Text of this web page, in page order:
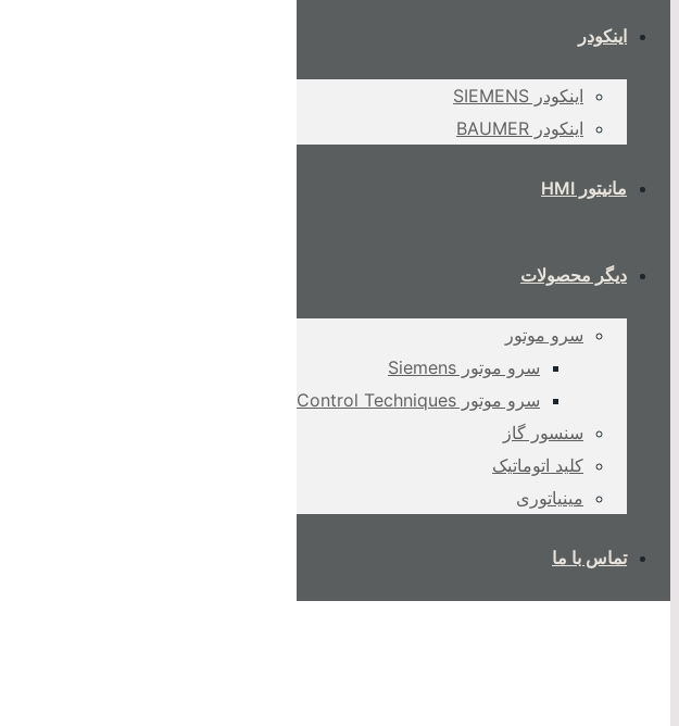
اینکودر
اینکودر SIEMENS
اینکودر BAUMER
مانیتور HMI
دیگر محصولات
سرو موتور
سرو موتور Siemens
سرو موتور Control Techniques
سنسور گاز
کلید اتوماتیک
مینیاتوری
تماس با ما